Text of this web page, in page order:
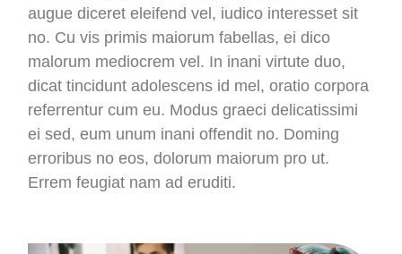
augue diceret eleifend vel, iudico interesset sit
no. Cu vis primis maiorum fabellas, ei dico
malorum mediocrem vel. In inani virtute duo,
dicat tincidunt adolescens id mel, oratio corpora
referrentur cum eu. Modus graeci delicatissimi
ei sed, eum unum inani offendit no. Doming
erroribus no eos, dolorum maiorum pro ut.
Errem feugiat nam ad eruditi.